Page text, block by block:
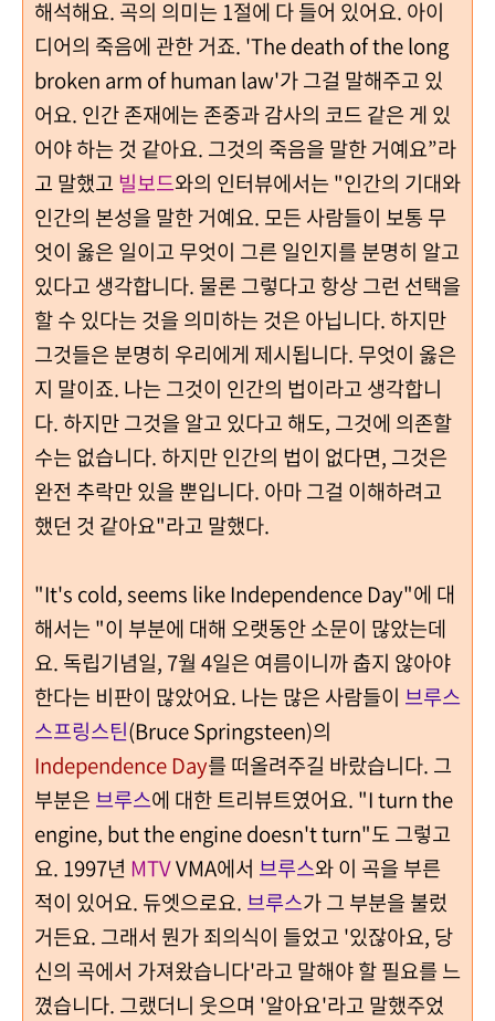
해석해요. 곡의 의미는 1절에 다 들어 있어요. 아이
디어의 죽음에 관한 거죠. 'The death of the long
broken arm of human law'가 그걸 말해주고 있
어요. 인간 존재에는 존중과 감사의 코드 같은 게 있
어야 하는 것 같아요. 그것의 죽음을 말한 거예요”라
고 말했고 빌보드와의 인터뷰에서는 "인간의 기대와
인간의 본성을 말한 거예요. 모든 사람들이 보통 무
엇이 옳은 일이고 무엇이 그른 일인지를 분명히 알고
있다고 생각합니다. 물론 그렇다고 항상 그런 선택을
할 수 있다는 것을 의미하는 것은 아닙니다. 하지만
그것들은 분명히 우리에게 제시됩니다. 무엇이 옳은
지 말이죠. 나는 그것이 인간의 법이라고 생각합니
다. 하지만 그것을 알고 있다고 해도, 그것에 의존할
수는 없습니다. 하지만 인간의 법이 없다면, 그것은
완전 추락만 있을 뿐입니다. 아마 그걸 이해하려고
했던 것 같아요"라고 말했다.
"It's cold, seems like Independence Day"에 대
해서는 "이 부분에 대해 오랫동안 소문이 많았는데
요. 독립기념일, 7월 4일은 여름이니까 춥지 않아야
한다는 비판이 많았어요. 나는 많은 사람들이 브루스
스프링스틴(Bruce Springsteen)의
Independence Day를 떠올려주길 바랐습니다. 그
부분은 브루스에 대한 트리뷰트였어요. "I turn the
engine, but the engine doesn't turn"도 그렇고
요. 1997년 MTVVMA에서 브루스와 이 곡을 부른
적이 있어요. 듀엣으로요. 브루스가 그 부분을 불렀
거든요. 그래서 뭔가 죄의식이 들었고 '있잖아요, 당
신의 곡에서 가져왔습니다'라고 말해야 할 필요를 느
꼈습니다. 그랬더니 웃으며 '알아요'라고 말했주었